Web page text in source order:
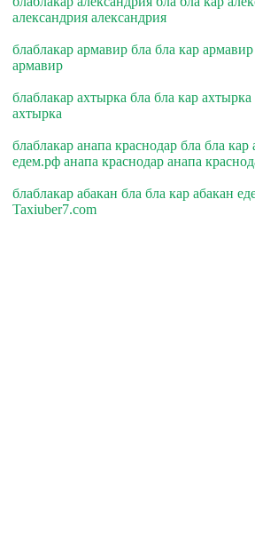
александрия александрия
блаблакар армавир бла бла кар
армавир
блаблакар ахтырка бла бла кар
ахтырка
блаблакар анапа краснодар бла бла кар
едем.рф анапа краснодар анапа
блаблакар абакан бла бла кар абакан
Taxiuber7.com